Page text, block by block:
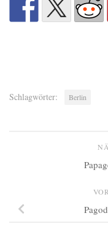
Schlagwörter: Berlin